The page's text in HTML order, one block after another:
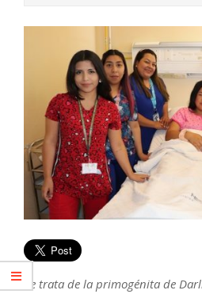
Se trata de la primogénita de